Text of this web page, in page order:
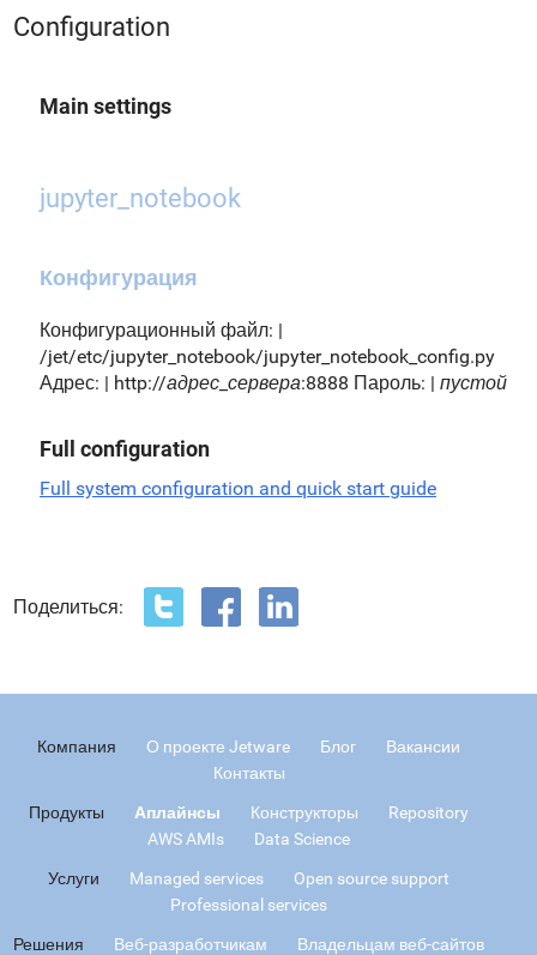
Configuration
Main settings
jupyter_notebook
Конфигурация
Конфигурационный файл: |
/jet/etc/jupyter_notebook/jupyter_notebook_config.py
Адрес: | http://адрес_сервера:8888 Пароль: | пустой
Full configuration
Full system configuration and quick start guide
Поделиться:
Компания О проекте Jetware Блог
Вакансии
Контакты
Продукты Аплайнсы Конструкторы
Repository
AWS AMIs
Data Science
Услуги Managed services
Open source support
Professional services
Решения Веб-разработчикам
Владельцам веб-сайтов